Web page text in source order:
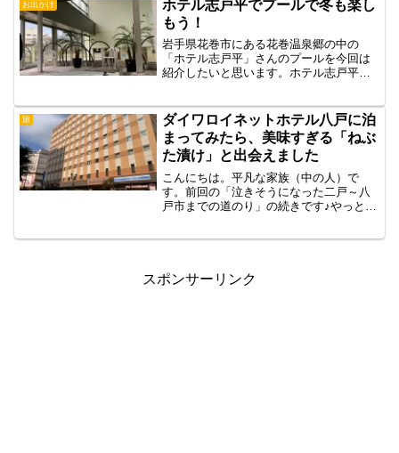
て食べてみようと思...
お出かけ
ホテル志戸平でプールで冬も楽し
もう！
岩手県花巻市にある花巻温泉郷の中の
「ホテル志戸平」さんのプールを今回は
紹介したいと思います。ホテル志戸平※
00
...
旅
ダイワロイネットホテル八戸に泊
まってみたら、美味すぎる「ねぶ
た漬け」と出会えました
こんにちは。平凡な家族（中の人）で
す。前回の「泣きそうになった二戸～八
戸市までの道のり」の続きです♪やっとの
スポンサーリンク